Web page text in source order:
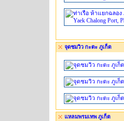
จุดชมวิว กะตะ ภูเก็ต
แหลมพรมเทพ ภูเก็ต